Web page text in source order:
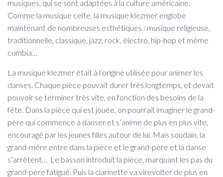
musiques, qui se sont adaptées à la culture américaine.
Comme la musique celte, la musique klezmer englobe
maintenant de nombreuses esthétiques : musique religieuse,
traditionnelle, classique, jazz, rock, électro, hip-hop et même
cumbia…
La musique klezmer était à l’origine utilisée pour animer les
danses. Chaque pièce pouvait durer très longtemps, et devait
pouvoir se terminer très vite, en fonction des besoins de la
fête. Dans la pièce qui est jouée, on pourrait imaginer le grand-
père qui commence à danser et s’anime de plus en plus vite,
encouragé par les jeunes filles autour de lui. Mais soudain, la
grand-mère entre dans la pièce et le grand-père et la danse
s’arrêtent… Le basson introduit la pièce, marquant les pas du
grand-père fatigué. Puis la clarinette va virevolter de plus en